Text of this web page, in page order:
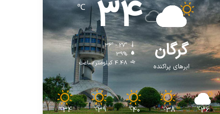
گرگان
ابرهای پراکنده
34
℃
36º - 27º
39%
4.48 کیلومتر/ساعت
36
℃
38
℃
40
℃
39
℃
34
℃